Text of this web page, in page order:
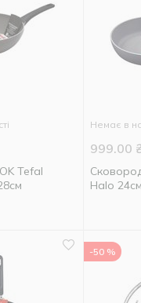
Tefal
Немає в
999.00
Halo 24см
-50 %